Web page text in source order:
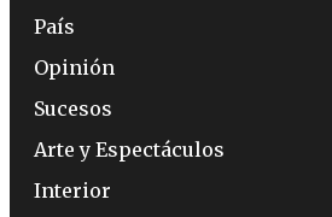
País
Opinión
Sucesos
Arte y Espectáculos
Interior